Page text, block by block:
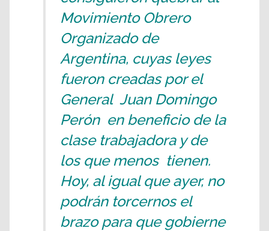
Movimiento Obrero
Organizado de
Argentina, cuyas leyes
fueron creadas por el
General Juan Domingo
Perón en beneficio de la
clase trabajadora y de
los que menos tienen.
Hoy, al igual que ayer, no
podrán torcernos el
brazo para que gobierne